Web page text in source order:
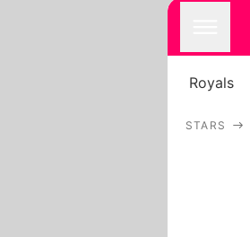
Royals
STARS